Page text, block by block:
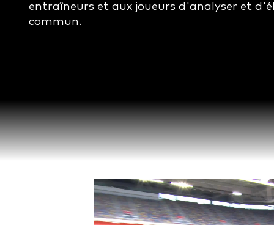
entraîneurs et aux joueurs d'analyser et
commun.
Video
Player